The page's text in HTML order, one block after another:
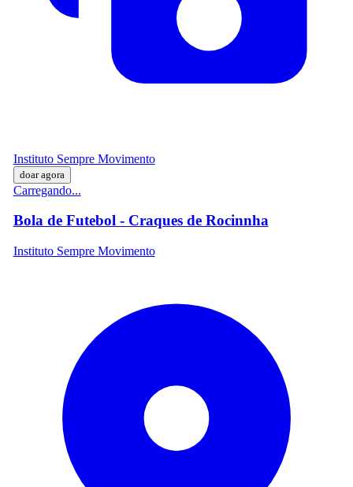
Instituto Sempre Movimento
doar agora
Carregando...
Bola de Futebol - Craques de Rocinnha
Instituto Sempre Movimento